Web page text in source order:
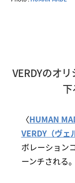
VERDYのオ
〈HUMAN
VERDY（ヴェ
ボレーション
ーンチされる。